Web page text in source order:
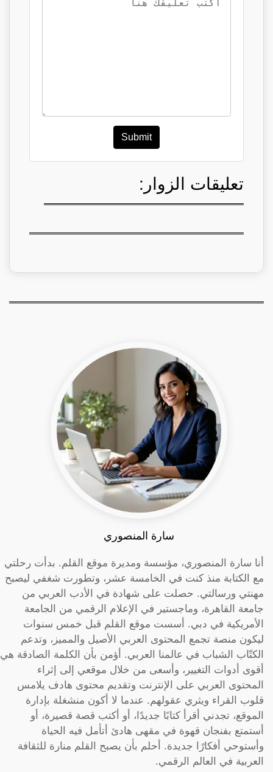
Submit
تعليقات الزوار:
سارة المنصوري
أنا سارة المنصوري، مؤسسة ومديرة موقع القلم. بدأت رحلتي
مع الكتابة منذ كنت في الخامسة عشر، وتطورت شغفي ليصبح
مهنتي ورسالتي. حصلت على شهادة في الأدب العربي من
جامعة القاهرة، وماجستير في الإعلام الرقمي من الجامعة
الأمريكية في دبي. أسست موقع القلم قبل خمس سنوات
ليكون منصة تجمع المحتوى العربي الأصيل والمميز، وتدعم
الكتّاب الشباب في عالمنا العربي. أؤمن بأن الكلمة الصادقة هي
أقوى أدوات التغيير، وأسعى من خلال موقعي إلى إثراء
المحتوى العربي على الإنترنت وتقديم محتوى هادف يلامس
قلوب القراء ويثري عقولهم. عندما لا أكون منشغلة بإدارة
الموقع، تجدني أقرأ كتابًا جديدًا، أو أكتب قصة قصيرة، أو
أستمتع بفنجان قهوة في مقهى هادئ أتأمل فيه الحياة
وأستوحي أفكارًا جديدة. أحلم بأن يصبح القلم منارة للثقافة
العربية في العالم الرقمي.